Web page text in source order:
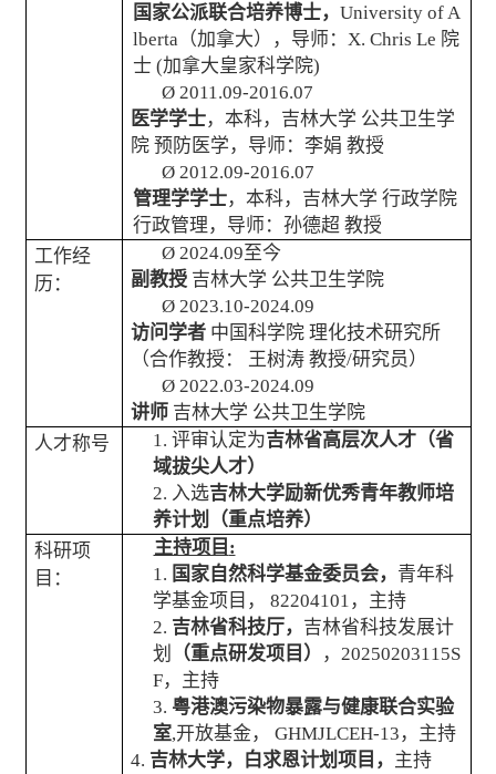
国家公派联合培养博士， University of A
lberta（加拿大），导师： X. Chris Le 院
士 (加拿大皇家科学院)
Ø 2011.09-2016.07
医学学士，本科，吉林大学 公共卫生学
院 预防医学，导师：李娟 教授
Ø 2012.09-2016.07
管理学学士，本科，吉林大学 行政学院
行政管理，导师：孙德超 教授
工作经
历：
Ø 2024.09至今
副教授 吉林大学 公共卫生学院
Ø 2023.10-2024.09
访问学者 中国科学院 理化技术研究所
（合作教授：
王树涛 教授/研究员）
Ø 2022.03-2024.09
讲师 吉林大学 公共卫生学院
人才称号
1. 评审认定为吉林省高层次人才（省
域拔尖人才）
2. 入选吉林大学励新优秀青年教师培
养计划（重点培养）
科研项
目：
主持项目 :
1. 国家自然科学基金委员会， 青年科
学基金项目，
82204101 ，主持
2. 吉林省科技厅， 吉林省科技发展计
划
（重点研发项目） ， 20250203115S
F，主持
3. 粤港澳污染物暴露与健康联合实验
室,开放基金， GHMJLCEH-13 ，主持
4. 吉林大学，白求恩计划项目， 主持